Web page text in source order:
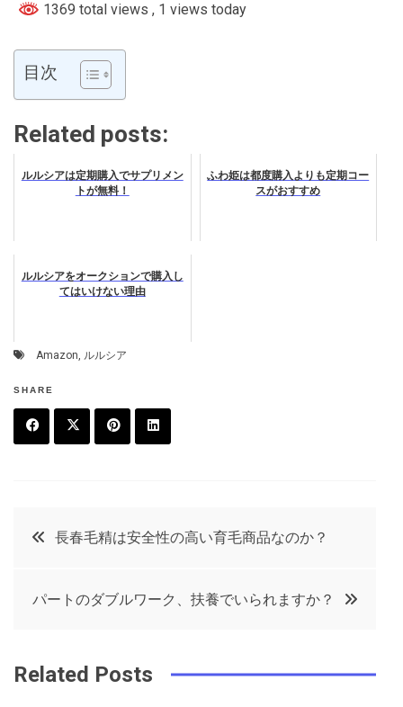
1369 total views , 1 views today
目次
Related posts:
ルルシアは定期購入でサプリメン
トが無料！
ふわ姫は都度購入よりも定期コー
スがおすすめ
ルルシアをオークションで購入し
てはいけない理由
Amazon, ルルシア
SHARE
o
k
t
r
e
e
t
e
投
ビ
長春毛精は安全性の高い育毛商品なのか？
パートのダブルワーク、扶養でいられますか？
Related Posts